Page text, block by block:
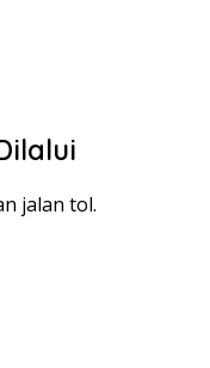
jalan tol.